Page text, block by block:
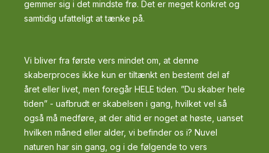
gemmer sig i det mindste frø. Det er meget konkret og
samtidig ufatteligt at tænke på.
Vi bliver fra første vers mindet om, at denne
skaberproces ikke kun er tiltænkt en bestemt del af
året eller livet, men foregår HELE tiden. ”Du skaber hele
tiden” - uafbrudt er skabelsen i gang, hvilket vel så
også må medføre, at der altid er noget at høste, uanset
hvilken måned eller alder, vi befinder os i? Nuvel
naturen har sin gang, og i de følgende to vers